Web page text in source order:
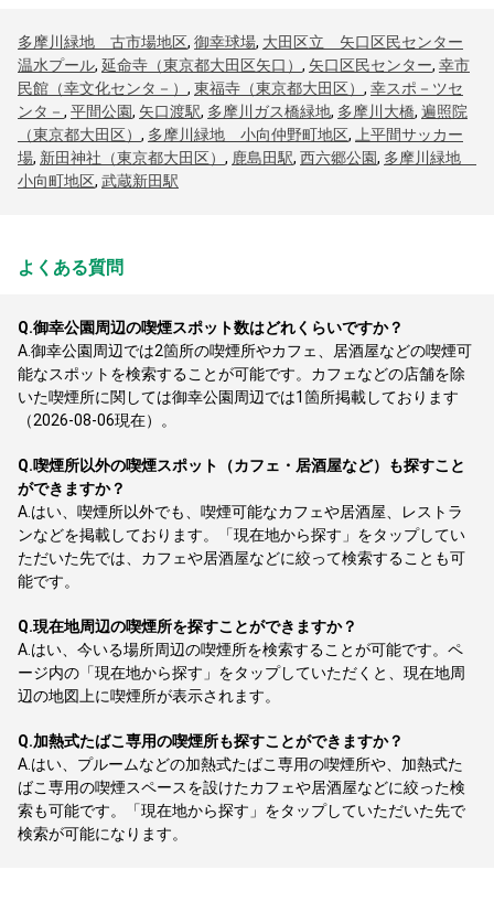
多摩川緑地 古市場地区, 御幸球場, 大田区立 矢口区民センター
温水プール, 延命寺（東京都大田区矢口） , 矢口区民センター, 幸市
民館（幸文化センタ－） , 東福寺（東京都大田区） , 幸スポ－ツセ
ンタ－ , 平間公園, 矢口渡駅, 多摩川ガス橋緑地, 多摩川大橋, 遍照院
（東京都大田区） , 多摩川緑地 小向仲野町地区,
上平間サッカー
場, 新田神社（東京都大田区） , 鹿島田駅, 西六郷公園, 多摩川緑地
小向町地区, 武蔵新田駅
よくある質問
Q.御幸公園周辺の喫煙スポット数はどれくらいですか？
A.御幸公園周辺では2箇所の喫煙所やカフェ、居酒屋などの喫煙可
能なスポットを検索することが可能です。カフェなどの店舗を除
いた喫煙所に関しては御幸公園周辺では1箇所掲載しております
（2026-08-06現在）。
Q.喫煙所以外の喫煙スポット（カフェ・居酒屋など）も探すこと
ができますか？
A. はい、喫煙所以外でも、喫煙可能なカフェや居酒屋、レストラ
ンなどを掲載しております。「現在地から探す」をタップしてい
ただいた先では、カフェや居酒屋などに絞って検索することも可
能です。
Q.現在地周辺の喫煙所を探すことができますか？
A. はい、今いる場所周辺の喫煙所を検索することが可能です。ペ
ージ内の「現在地から探す」をタップしていただくと、現在地周
辺の地図上に喫煙所が表示されます。
Q.加熱式たばこ専用の喫煙所も探すことができますか？
A. はい、プルームなどの加熱式たばこ専用の喫煙所や、加熱式た
ばこ専用の喫煙スペースを設けたカフェや居酒屋などに絞った検
索も可能です。「現在地から探す」をタップしていただいた先で
検索が可能になります。